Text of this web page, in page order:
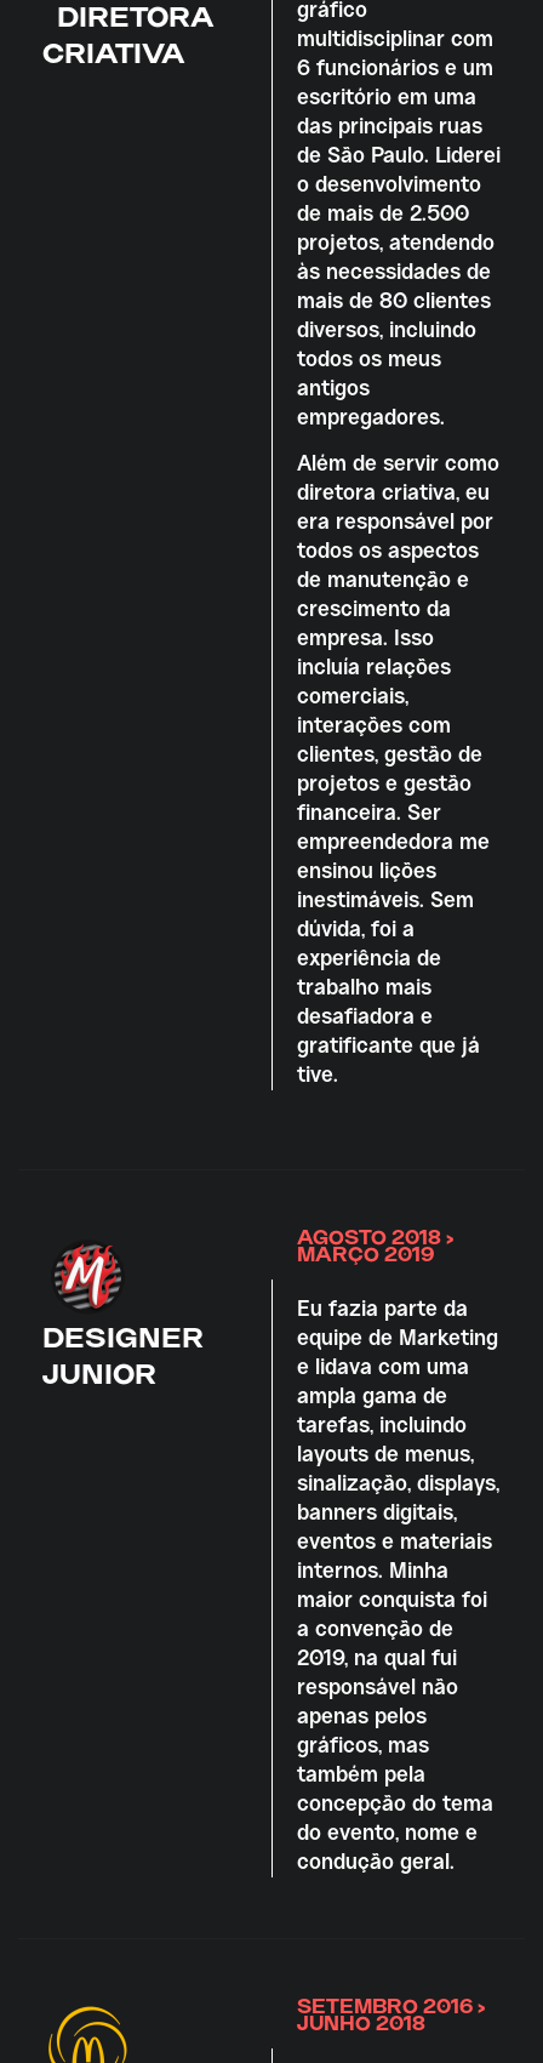
DIRETORA
CRIATIVA
gráfico
multidisciplinar com
6 funcionários e um
escritório em uma
das principais ruas
de São Paulo. Liderei
o desenvolvimento
de mais de 2.500
projetos, atendendo
às necessidades de
mais de 80 clientes
diversos, incluindo
todos os meus
antigos
empregadores.
Além de servir como
diretora criativa, eu
era responsável por
todos os aspectos
de manutenção e
crescimento da
empresa. Isso
incluía relações
comerciais,
interações com
clientes, gestão de
projetos e gestão
financeira. Ser
empreendedora me
ensinou lições
inestimáveis. Sem
dúvida, foi a
experiência de
trabalho mais
desafiadora e
gratificante que já
tive.
DESIGNER
JUNIOR
AGOSTO 2018 >
MARÇO 2019
Eu fazia parte da
equipe de Marketing
e lidava com uma
ampla gama de
tarefas, incluindo
layouts de menus,
sinalização, displays,
banners digitais,
eventos e materiais
internos. Minha
maior conquista foi
a convenção de
2019, na qual fui
responsável não
apenas pelos
gráficos, mas
também pela
concepção do tema
do evento, nome e
condução geral.
SETEMBRO 2016 >
JUNHO 2018